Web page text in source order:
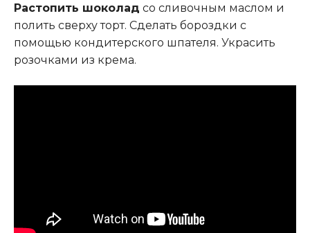
Растопить шоколад со сливочным маслом и
полить сверху торт. Сделать бороздки с
помощью кондитерского шпателя. Украсить
розочками из крема.